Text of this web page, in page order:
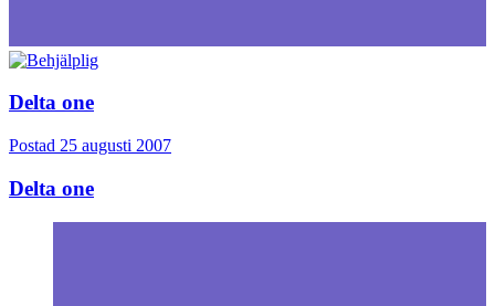
Delta one
Postad 25 augusti 2007
Delta one